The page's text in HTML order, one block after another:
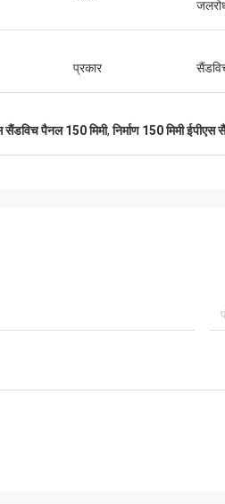
प्रकार
सैंडविच पैनल 150 मिमी,निर्माण 150 मिमी